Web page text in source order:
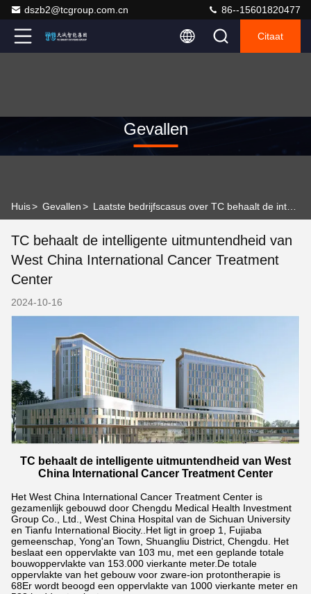
dszb2@tcgroup.com.cn 86--15601820477
Citaat
Gevallen
Huis> Gevallen>
TC behaalt de intelligente uitmuntendheid van
West China International Cancer Treatment
Center
2024-10-16
TC behaalt de intelligente uitmuntendheid van West
China International Cancer Treatment Center
Het West China International Cancer Treatment Center is
gezamenlijk gebouwd door Chengdu Medical Health Investment
Group Co., Ltd., West China Hospital van de Sichuan University
en Tianfu International Biocity..Het ligt in groep 1, Fujiaba
gemeenschap, Yong'an Town, Shuangliu District, Chengdu. Het
beslaat een oppervlakte van 103 mu, met een geplande totale
bouwoppervlakte van 153.000 vierkante meter.De totale
oppervlakte van het gebouw voor zware-ion protontherapie is
68Er wordt beoogd een oppervlakte van 1000 vierkante meter en